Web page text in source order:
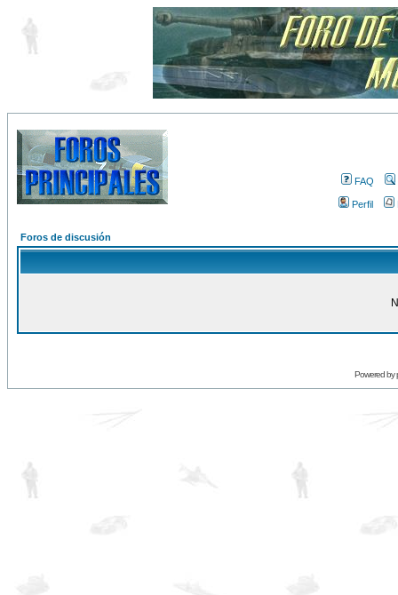
FAQ
Perfil
Foros de discusión
Powered by